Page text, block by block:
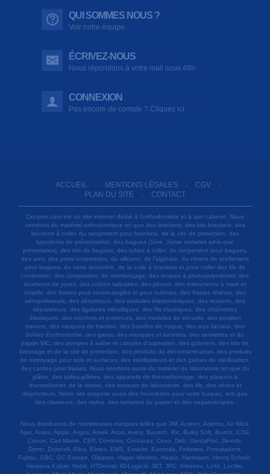
QUI SOMMES NOUS ?
Voir notre équipe
ÉCRIVEZ-NOUS
Nous répondons à votre mail sous 48h
CONNEXION
Pas encore de compte ? Cliquez ici
ACCUEIL - MENTIONS LÉGALES - CGV -
PLAN DU SITE - CONTACT
Cecsmo.com est un site internet dédié à l'orthodontiste et à son cabinet. Nous
vendons du matériel orthodontique tel que des brackets, des kits brackets, des
boutons à coller, du rangement pour brackets, de la cire de protection, des
typodonts de présentation, des bagues (1ère, 2ème molaires ainsi que
prémolaires), des kits de bagues, des tubes à coller, du rangement pour bagues,
des arcs, des porte-empreintes, du silicone, de l'alginate, du ciment de scellement
pour bagues, du verre ionomère, de la colle à brackets et pour coller des fils de
contention, des composites, du mordançage, des lampes à photopolymériser, des
écarteurs de joues, des cotons salivaires, des pinces, des instruments à main et
rotatifs, des fraises pour contre-angles et pour turbines, des fraises résines, des
aéropolisseurs, des détartreurs, des modules élastomériques, des ressorts, des
séparateurs, des ligatures métalliques, des fils élastiques, des chaînettes
élastiques, des crochets et potences, des modules de sécurité, des position
trainers, des casques de traction, des bandes de nuque, des arcs faciaux, des
boîtes d'orthodontie, des gants, des masques et lunettes, des serviettes et du
papier WC, des pompes à salive et canules d'aspiration, des gobelets, des kits de
brossage et de la cire de protection, des produits de décontamination, des produits
de nettoyage pour sols et surfaces, des stérilisateurs et des gaines de stérilisation,
des cardes pour fraises. Nous vendons aussi du matériel de laboratoire tel que du
plâtre, des tailles-plâtres, des appareils de thermoformage, des plaques à
thermoformer, de la résine, des moteurs de laboratoire, des fils, des vérins et
disjoncteurs. Notre site propose aussi des fournitures pour votre bureau, tels que
des classeurs, des stylos, des ramettes de papier et des négatoscopes.
Nous distribuons de nombreuses marques telles que 3M, Acteon, Adenta, Air Wick,
Ajax, Anios, Apple, Argos, Astek, Asus, Avery, Bausch, Bic, Bulky Soft, Busch, C2G,
Canon, Carl Martin, CEP, Cominox, Contacez, Coxo, Deb, DentaFloc, Devolo,
Dymo, Duracell, Elba, Elmex, EMS, Esselte, Euronda, Fellowes, Forestadent,
Fujitsu, GBC, GC Europe, Glassex, Hager Werken, Harpic, Hartmann, Henry Schein,
Heraeus Kulzer, Hubit, HTDental, ID-Logical, J&T, JPC, Kleenex, Leitz, Loctite,